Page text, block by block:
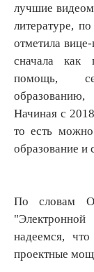
лучшие
литературе,
отметила
сначала как
помощь,
Начиная с
то есть
образование и
По словам
надеемся,
проектные